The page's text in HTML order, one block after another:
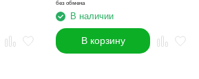
без обмена
В наличии
В корзину